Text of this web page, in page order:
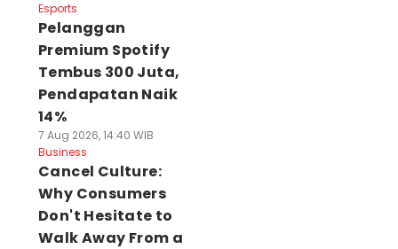
Esports
Pelanggan
Premium Spotify
Tembus 300 Juta,
Pendapatan Naik
14%
7 Aug 2026, 14:40 WIB
Business
Cancel Culture:
Why Consumers
Don't Hesitate to
Walk Away From a